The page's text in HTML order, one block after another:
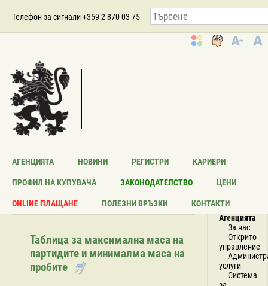
Телефон за сигнали +359 2 870 03 75
АГЕНЦИЯТА НОВИНИ РЕГИСТРИ КАРИЕРИ
ПРОФИЛ НА КУПУВАЧА ЗАКОНОДАТЕЛСТВО ЦЕНИ
ONLINE ПЛАЩАНЕ ПОЛЕЗНИ ВРЪЗКИ КОНТАКТИ
Пробовземане. Методи
за намаляване на проба
Таблица за максимална маса на
партидите и минималма маса на
пробите
МЕНЮ
Агенцията
За нас
Открито
управление
услуги
Система